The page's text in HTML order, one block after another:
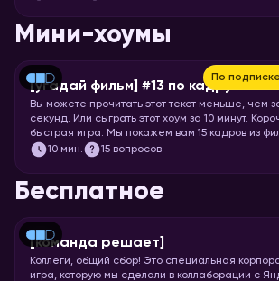
Мини-хоумы
По подписке
[угадай фильм] #13 по кадру
Вы можете прочитать этот текст меньше, чем
секунд. Или сыграть этот хоум за 10 минут.
быстрая игра. Мы покажем вам 15 кадров из
мультфильмов и аниме, а ваша задача –
10 мин. 15 вопросов
Бесплатное
[команда решает]
Коллеги, общий сбор! Это специальная
игра, которую мы сделали в коллаборации с